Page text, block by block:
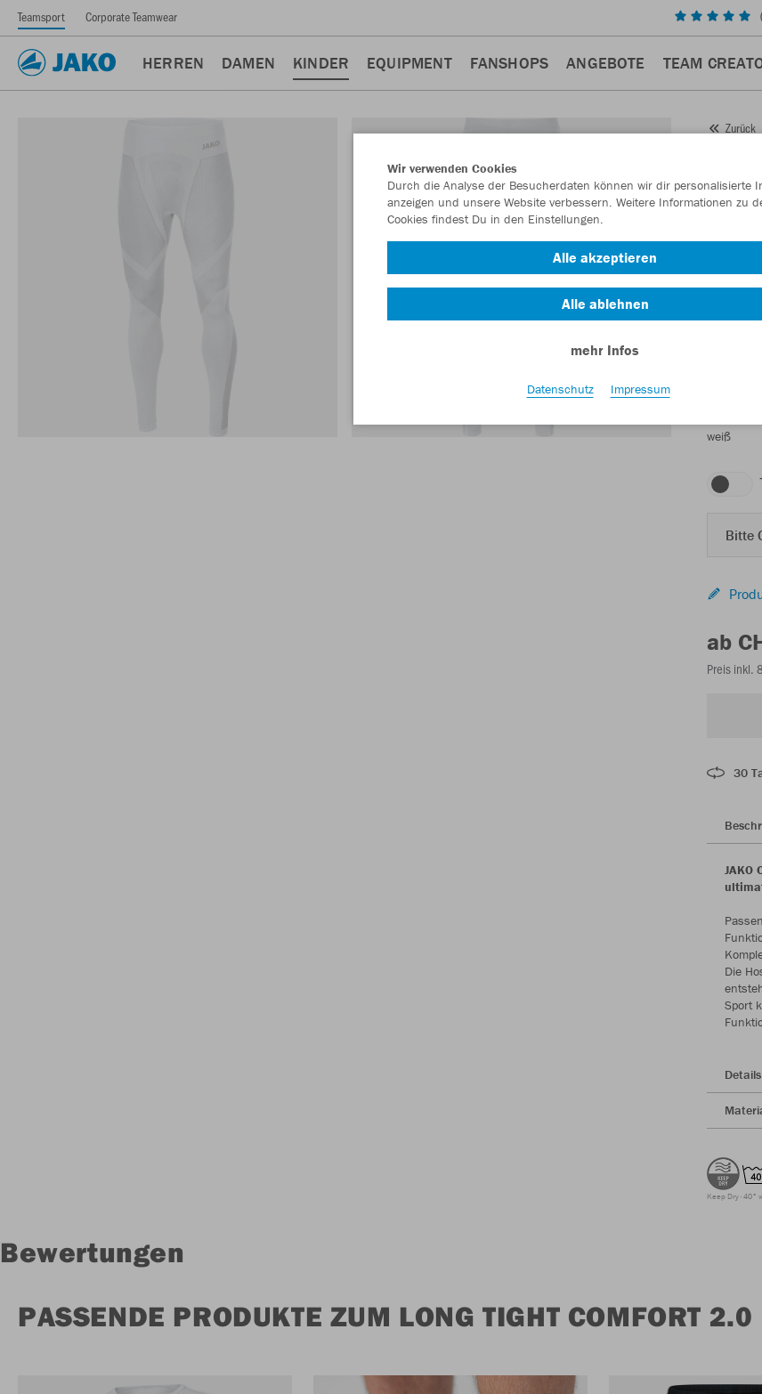
Teamsport Corporate Teamwear (
HERREN DAMEN KINDER EQUIPMENT FANSHOPS ANGEBOTE TEAM
Zurück
2.0
Lust
weiß
Bitte
ab
Preis inkl.
30
JAKO
Die
Sport
Details
Keep Dry 40°
Bewertungen
PASSENDE PRODUKTE ZUM LONG TIGHT COMFORT 2.0
Wir verwenden Cookies
Durch die Analyse der Besucherdaten können wir dir personalisierte
anzeigen und unsere Website verbessern. Weitere Informationen zu
Cookies findest Du in den Einstellungen.
Alle akzeptieren
Alle ablehnen
mehr Infos
Datenschutz Impressum